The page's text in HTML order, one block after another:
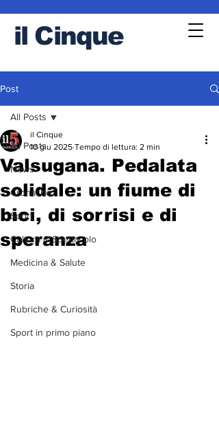
il Cinque
Post
All Posts
News
Cronache
Sport
Cultura & Spettacolo
Medicina & Salute
Storia
Rubriche & Curiosità
Sport in primo piano
All Posts
Valsugana. Pedalata
solidale: un fiume di
bici, di sorrisi e di
speranza
il Cinque
10 giu 2025 Tempo di lettura: 2 min